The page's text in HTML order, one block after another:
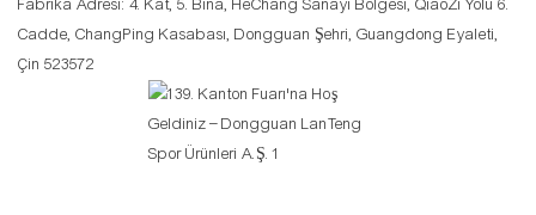
Fabrika Adresi: 4. Kat, 5. Bina, HeChang Sanayi Bölgesi, QiaoZi Yolu 6.
Cadde, ChangPing Kasabası, Dongguan Şehri, Guangdong Eyaleti,
Çin 523572